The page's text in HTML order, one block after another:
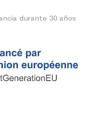
durante 30 años